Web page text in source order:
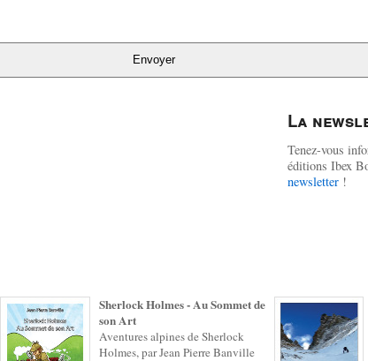
Envoyer
La
Tenez-vous
éditions Ibex
newsletter !
Sherlock Holmes - Au Sommet de
son Art
Aventures alpines de Sherlock
Holmes, par Jean Pierre Banville